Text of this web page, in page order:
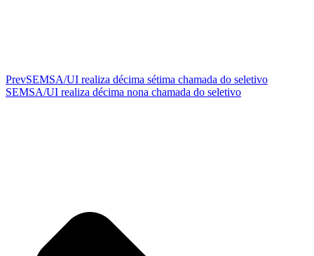
PrevSEMSA/UI realiza décima sétima chamada do seletivo
SEMSA/UI realiza décima nona chamada do seletivo